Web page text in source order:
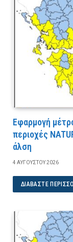
Εφαρμογή
περιοχές
άλση
4 ΑΥΓΟΎΣΤΟΥ 2026
ΔΙΑΒΆΣΤΕ